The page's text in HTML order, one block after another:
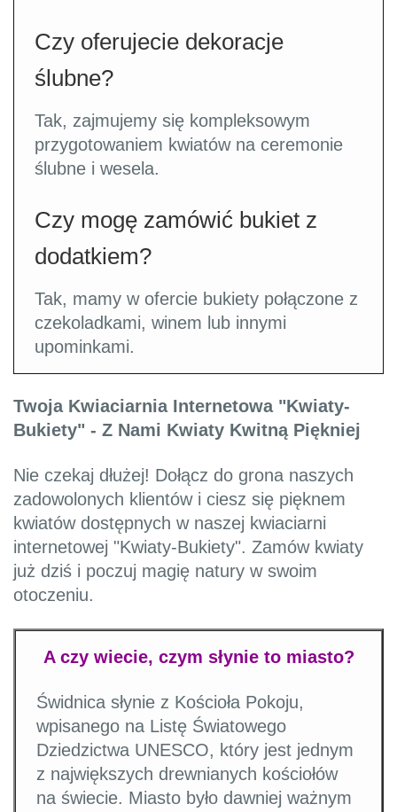
Czy oferujecie dekoracje
ślubne?
Tak, zajmujemy się kompleksowym
przygotowaniem kwiatów na ceremonie
ślubne i wesela.
Czy mogę zamówić bukiet z
dodatkiem?
Tak, mamy w ofercie bukiety połączone z
czekoladkami, winem lub innymi
upominkami.
Twoja Kwiaciarnia Internetowa "Kwiaty-
Bukiety" - Z Nami Kwiaty Kwitną Piękniej
Nie czekaj dłużej! Dołącz do grona naszych
zadowolonych klientów i ciesz się pięknem
kwiatów dostępnych w naszej kwiaciarni
internetowej "Kwiaty-Bukiety". Zamów kwiaty
już dziś i poczuj magię natury w swoim
otoczeniu.
A czy wiecie, czym słynie to miasto?
Świdnica słynie z Kościoła Pokoju,
wpisanego na Listę Światowego
Dziedzictwa UNESCO, który jest jednym
z największych drewnianych kościołów
na świecie. Miasto było dawniej ważnym